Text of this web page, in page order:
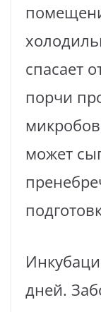
спасает
порчи
может
дней.